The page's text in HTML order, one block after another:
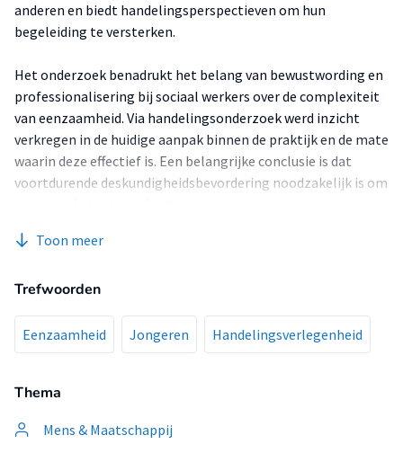
anderen en biedt handelingsperspectieven om hun
begeleiding te versterken.
Het onderzoek benadrukt het belang van bewustwording en
professionalisering bij sociaal werkers over de complexiteit
van eenzaamheid. Via handelingsonderzoek werd inzicht
verkregen in de huidige aanpak binnen de praktijk en de mate
waarin deze effectief is. Een belangrijke conclusie is dat
voortdurende deskundigheidsbevordering noodzakelijk is om
De aanbevelingen omvatten onder andere:
Deskundigheidsbevordering: Trainingen gericht op
eenzaamheid en verdere concretisering hiervan.
Intervisie en casuïstiekoverleg: Implementeren en
onderzoeken hoe samenwerking met externe organisaties
Informele zorg: Meer gebruikmaken van informele
netwerken.
Online leefwereld: Investeren in digitale mogelijkheden en
Toon meer
Trefwoorden
Eenzaamheid Jongeren Handelingsverlegenheid
Thema
Mens & Maatschappij